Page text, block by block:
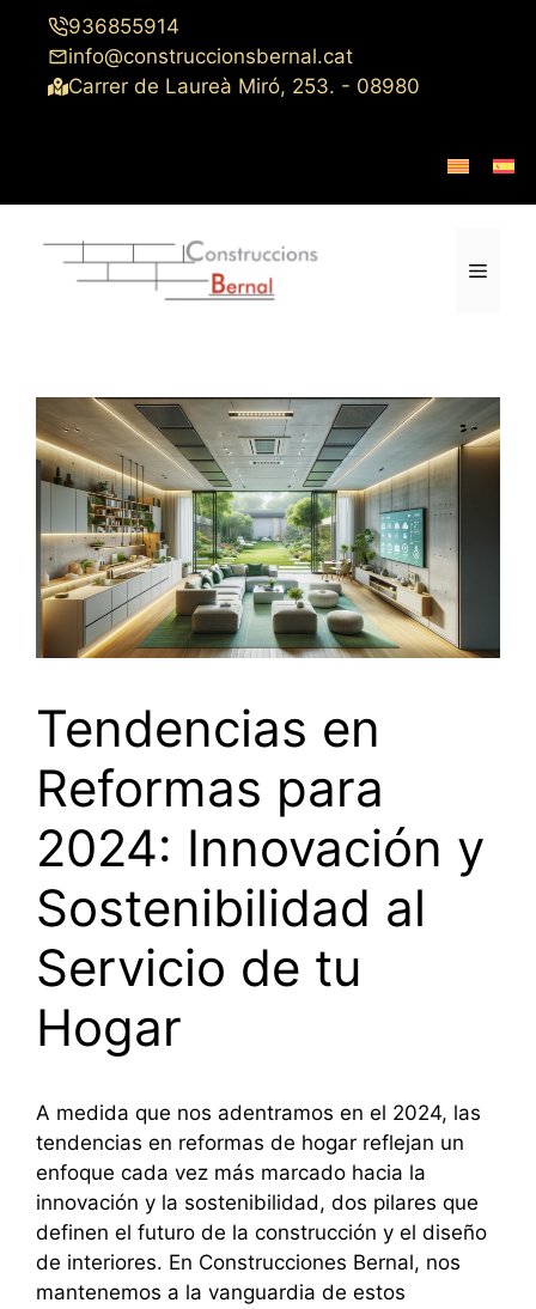
Saltar
contenido
936855914
info@construccionsbernal.cat
Carrer de Laureà Miró, 253. - 08980
Menú
Tendencias en
Reformas para
2024: Innovación y
Sostenibilidad al
Servicio de tu
Hogar
A medida que nos adentramos en el 2024, las
tendencias en reformas de hogar reflejan un
enfoque cada vez más marcado hacia la
innovación y la sostenibilidad, dos pilares que
definen el futuro de la construcción y el diseño
de interiores. En Construcciones Bernal, nos
mantenemos a la vanguardia de estos